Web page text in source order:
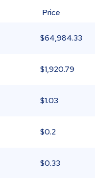
Price
$64,984.33
$1,920.79
$1.03
$0.2
$0.33